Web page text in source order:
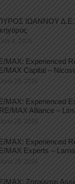
ΙΩΑΝΝΟΥ
July 8, 2026
MAX: Experienced
MAX Capital –
June 29, 2026
MAX: Experienced
MAX Alliance –
June 29, 2026
MAX: Experienced
MAX Experts –
June 29, 2026
MAX: Ζητούνται